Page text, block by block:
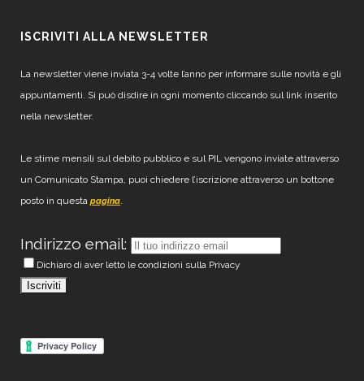
ISCRIVITI ALLA NEWSLETTER
La newsletter viene inviata 3-4 volte l’anno per informare sulle novità e gli
appuntamenti. Si può disdire in ogni momento cliccando sul link inserito
nella newsletter.
Le stime mensili sul debito pubblico e sul PIL vengono inviate attraverso
un Comunicato Stampa, puoi chiedere l’iscrizione attraverso un bottone
posto in questa pagina.
Indirizzo email:
Dichiaro di aver letto le condizioni sulla Privacy